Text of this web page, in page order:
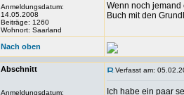
Anmeldungsdatum:
14.05.2008
Beiträge: 1260
Wohnort: Saarland
Wenn noch jemand
Buch mit den
Nach oben
Abschnitt
Anmeldungsdatum:
Verfasst am:
Ich habe ein paar